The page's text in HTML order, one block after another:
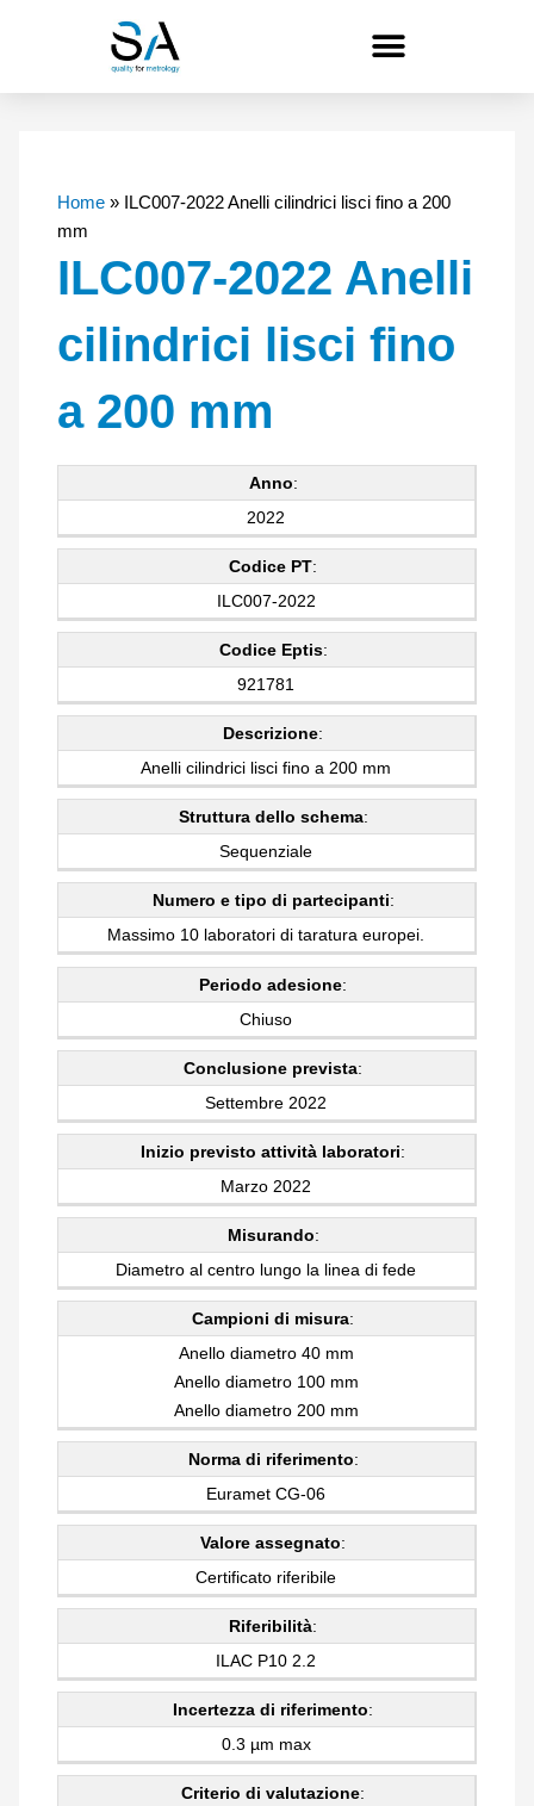
Home»
ILC007-2022 Anelli cilindrici lisci fino a 200
mm
ILC007-2022 Anelli
cilindrici lisci fino
a 200 mm
Anno:
2022
Codice PT:
ILC007-2022
Codice Eptis:
921781
Descrizione:
Anelli cilindrici lisci fino a 200 mm
Struttura dello schema:
Sequenziale
Numero e tipo di partecipanti:
Massimo 10 laboratori di taratura europei.
Periodo adesione:
Chiuso
Conclusione prevista:
Settembre 2022
Inizio previsto attività laboratori:
Marzo 2022
Misurando:
Diametro al centro lungo la linea di fede
Campioni di misura:
Anello diametro 40 mm
Anello diametro 100 mm
Anello diametro 200 mm
Norma di riferimento:
Euramet CG-06
Valore assegnato:
Certificato riferibile
Riferibilità:
ILAC P10 2.2
Incertezza di riferimento:
0.3 µm max
Criterio di valutazione: